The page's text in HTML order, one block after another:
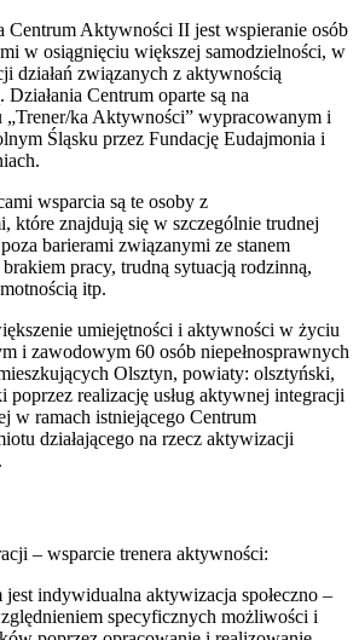
Centrum Aktywności II jest wspieranie osób
w osiągnięciu większej samodzielności, w
działań związanych z aktywnością
Działania Centrum oparte są na
ka Aktywności” wypracowanym i
Śląsku przez Fundację Eudajmonia i
wsparcia są te osoby z
które znajdują się w szczególnie trudnej
barierami związanymi ze stanem
pracy, trudną sytuacją rodzinną,
itp.
umiejętności i aktywności w życiu
i zawodowym 60 osób niepełnosprawnych
Olsztyn, powiaty: olsztyński,
poprzez realizację usług aktywnej integracji
w ramach istniejącego Centrum
działającego na rzecz aktywizacji
– wsparcie trenera aktywności:
jest indywidualna aktywizacja społeczno –
specyficznych możliwości i